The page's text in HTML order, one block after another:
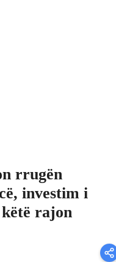
rrugën
investim i
rajon